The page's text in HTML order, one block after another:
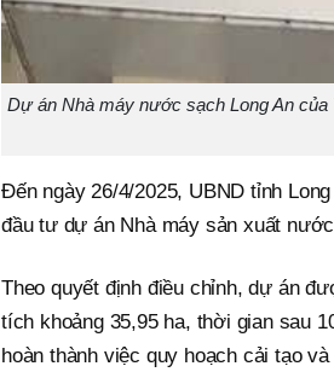
Dự án Nhà máy nước sạch Long An của
Đến ngày 26/4/2025, UBND tỉnh
đầu tư dự án Nhà máy sản xuất
Theo quyết định điều chỉnh, dự án
tích khoảng 35,95 ha, thời gian sau
hoàn thành việc quy hoạch cải tạo